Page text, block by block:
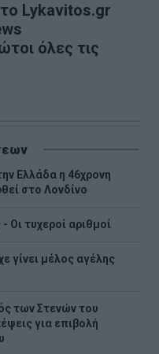
Lykavitos.gr
όλες τις
Ελλάδα η 46χρονη
στο Λονδίνο
τυχεροί αριθμοί
γίνει μέλος αγέλης
των Στενών του
για επιβολή